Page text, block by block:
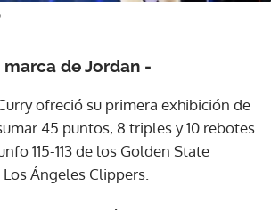
de Jordan -
ofreció su primera exhibición de
45 puntos, 8 triples y 10 rebotes
115-113 de los Golden State
Ángeles Clippers.